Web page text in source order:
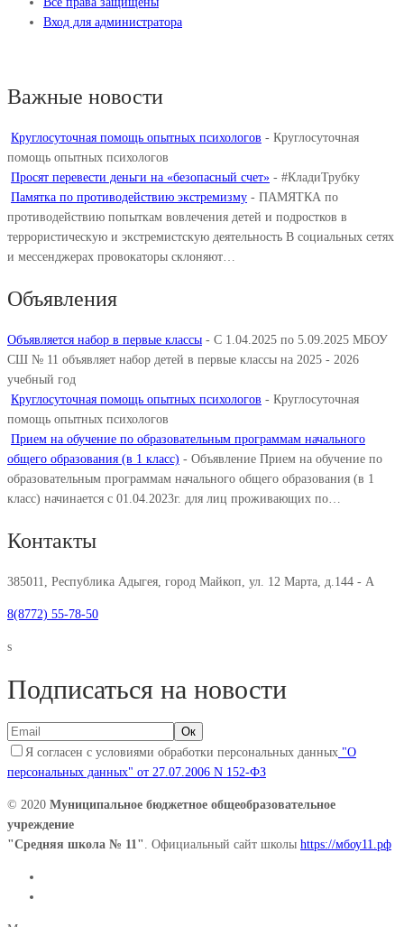
Вход для администратора
Важные новости
Круглосуточная помощь опытных психологов - Круглосуточная
помощь опытных психологов
Просят перевести деньги на «безопасный счет» - #КладиТрубку
Памятка по противодействию экстремизму - ПАМЯТКА по
противодействию попыткам вовлечения детей и подростков в
террористическую и экстремистскую деятельность В социальных сетях
и мессенджерах провокаторы склоняют…
Объявления
Объявляется набор в первые классы - С 1.04.2025 по 5.09.2025 МБОУ
СШ № 11 объявляет набор детей в первые классы на 2025 - 2026
учебный год
Круглосуточная помощь опытных психологов - Круглосуточная
помощь опытных психологов
Прием на обучение по образовательным программам начального
общего образования (в 1 класс) - Объявление Прием на обучение по
образовательным программам начального общего образования (в 1
класс) начинается с 01.04.2023г. для лиц проживающих по…
Контакты
385011, Республика Адыгея, город Майкоп, ул. 12 Марта, д.144 - А
8(8772) 55-78-50
s
Подписаться на новости
Я согласен с условиями обработки персональных данных "О
персональных данных" от 27.07.2006 N 152-ФЗ
© 2020 Муниципальное бюджетное общеобразовательное
учреждение
"Средняя школа № 11" . Официальный сайт школы https://мбоу11.рф